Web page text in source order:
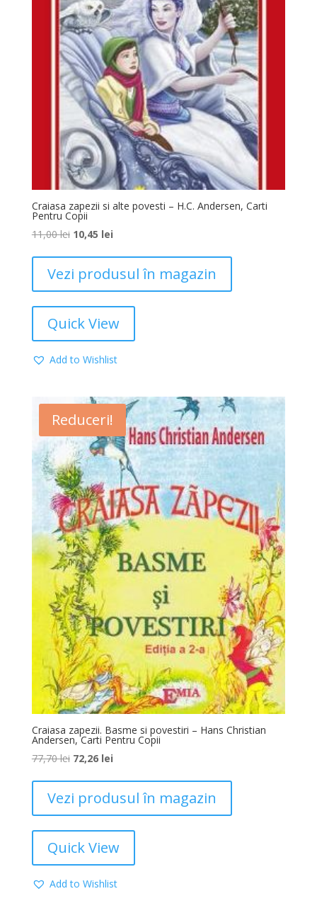
Craiasa zapezii si alte povesti – H.C. Andersen, Carti
Pentru Copii
11,00lei 10,45 lei
Vezi produsul în magazin
Quick View
Add to Wishlist
Reduceri!
Craiasa zapezii. Basme si povestiri – Hans Christian
Andersen, Carti Pentru Copii
77,70lei 72,26 lei
Vezi produsul în magazin
Quick View
Add to Wishlist